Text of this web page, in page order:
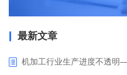
最新文章